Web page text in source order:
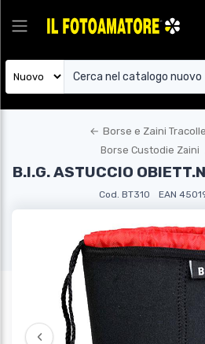
← Borse e Zaini
Borse Custodie Zaini
B.I.G. ASTUCCIO
Cod. BT310 EAN
‹